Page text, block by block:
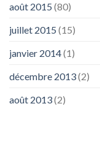
août 2015 (80)
juillet 2015 (15)
janvier 2014(1)
décembre 2013(2)
août 2013(2)